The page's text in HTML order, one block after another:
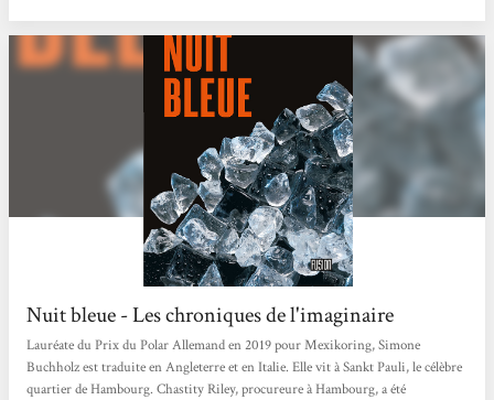
Nuit bleue - Les chroniques de l'imaginaire
Lauréate du Prix du Polar Allemand en 2019 pour Mexikoring, Simone
Buchholz est traduite en Angleterre et en Italie. Elle vit à Sankt Pauli, le célèbre
quartier de Hambourg. Chastity Riley, procureure à Hambourg, a été